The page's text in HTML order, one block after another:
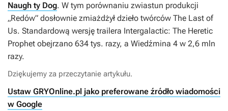
Naugh ty Dog. W tym porównaniu zwiastun produkcji
„Redów” dosłownie zmiażdżył dzieło twórców The Last of
Us. Standardową wersję trailera Intergalactic: The Heretic
Prophet obejrzano 634 tys. razy, a Wiedźmina 4 w 2,6 mln
razy.
Dziękujemy za przeczytanie artykułu.
Ustaw GRYOnline.pl jako preferowane źródło wiadomości
w Google